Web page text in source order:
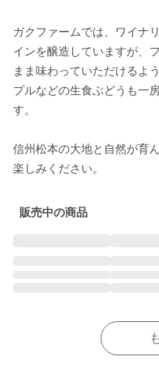
ガクファームでは、ワイナ
インを醸造していますが、
まま味わっていただけるよ
プルなどの生食ぶどうも一
す。
信州松本の大地と自然が育
楽しみください。
販売中の商品